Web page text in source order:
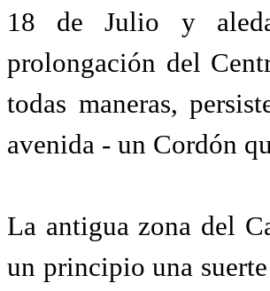
18 de Julio y
prolongación del
todas maneras,
avenida - un Cordón
La antigua zona del
un principio una